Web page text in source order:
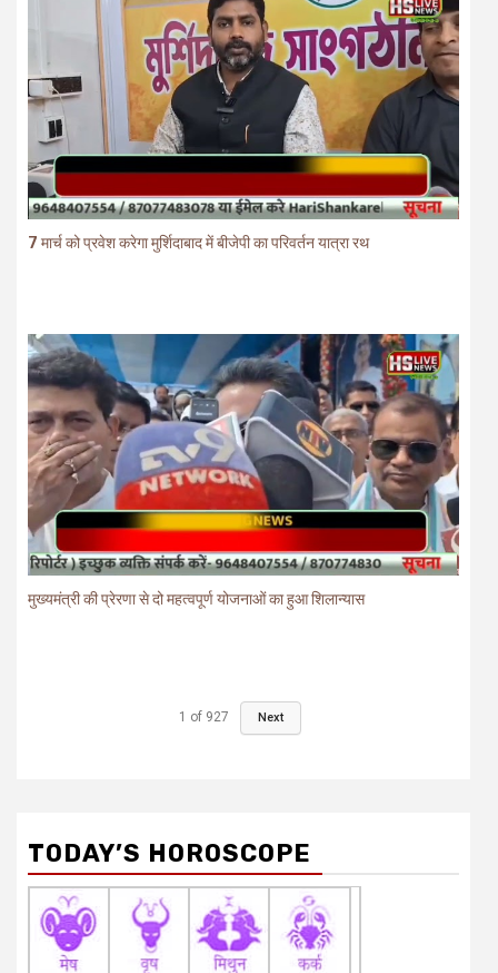
7 मार्च को प्रवेश करेगा मुर्शिदाबाद में बीजेपी का परिवर्तन यात्रा रथ
मुख्यमंत्री की प्रेरणा से दो महत्वपूर्ण योजनाओं का हुआ शिलान्यास
1 of 927 Next
TODAY’S HOROSCOPE